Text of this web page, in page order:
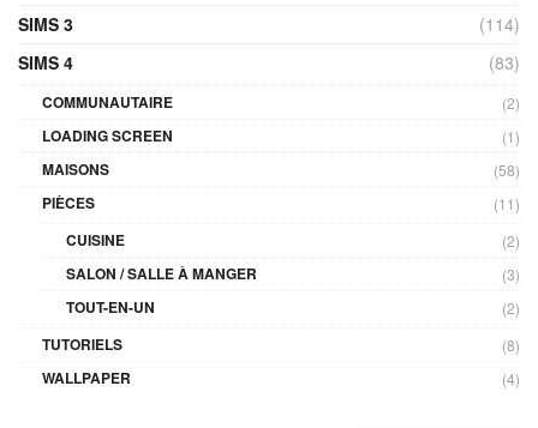
SIMS 3
(114)
SIMS 4
(83)
COMMUNAUTAIRE (2)
LOADING SCREEN (1)
MAISONS (58)
PIÈCES (11)
CUISINE (2)
SALON / SALLE À MANGER (3)
TOUT-EN-UN (2)
TUTORIELS (8)
WALLPAPER (4)